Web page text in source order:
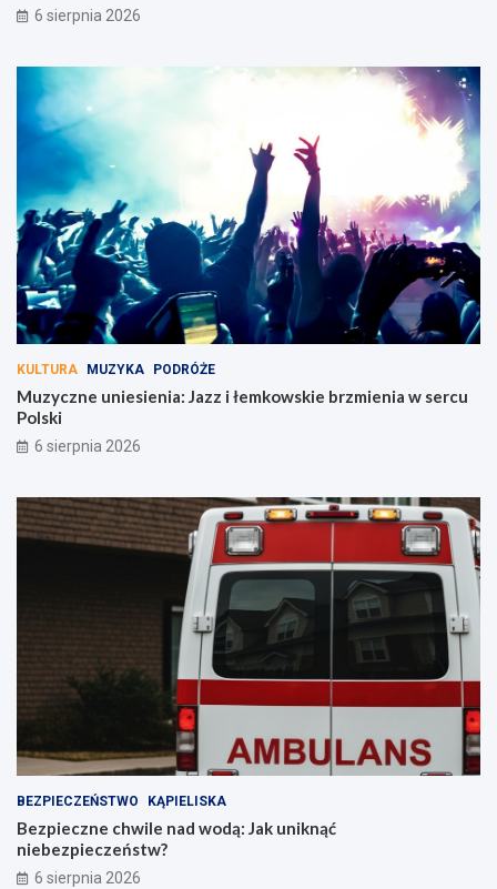
6 sierpnia 2026
KULTURA MUZYKA PODRÓŻE
Muzyczne uniesienia: Jazz i łemkowskie brzmienia w sercu
Polski
6 sierpnia 2026
BEZPIECZEŃSTWO KĄPIELISKA
Bezpieczne chwile nad wodą: Jak uniknąć
niebezpieczeństw?
6 sierpnia 2026